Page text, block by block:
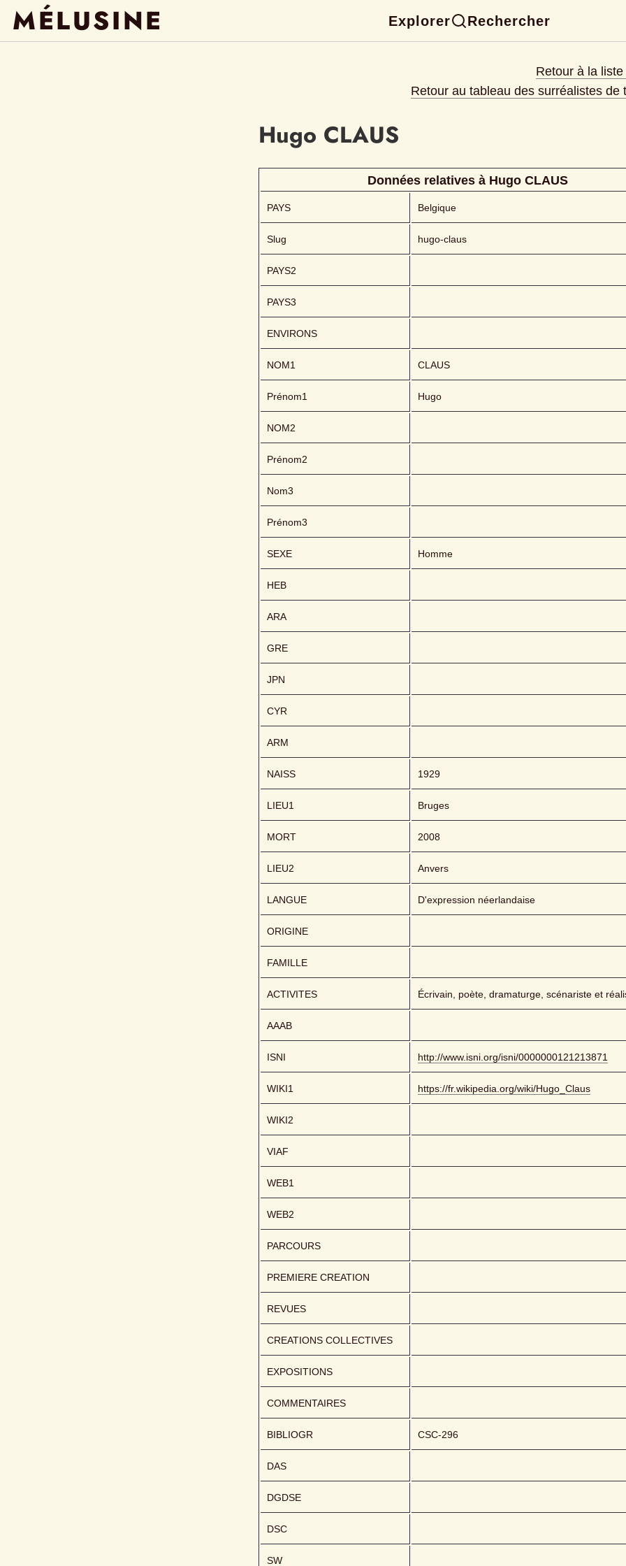
MÉLUSINE Explorer Rechercher
Retour à la
Retour au tableau des surréalistes de
Hugo CLAUS
Données relatives à Hugo CLAUS
PAYS Belgique
Slug hugo-claus
PAYS2
PAYS3
ENVIRONS
NOM1 CLAUS
Prénom1 Hugo
NOM2
Prénom2
Nom3
Prénom3
SEXE Homme
HEB
ARA
GRE
JPN
CYR
ARM
NAISS 1929
LIEU1 Bruges
MORT 2008
LIEU2 Anvers
LANGUE D'expression néerlandaise
ORIGINE
FAMILLE
ACTIVITES Écrivain, poète, dramaturge, scénariste et
AAAB
ISNI http://www.isni.org/isni/0000000121213871
WIKI1 https://fr.wikipedia.org/wiki/Hugo_Claus
WIKI2
VIAF
WEB1
WEB2
PARCOURS
PREMIERE CREATION
REVUES
CREATIONS COLLECTIVES
EXPOSITIONS
COMMENTAIRES
BIBLIOGR CSC-296
DAS
DGDSE
DSC
SW